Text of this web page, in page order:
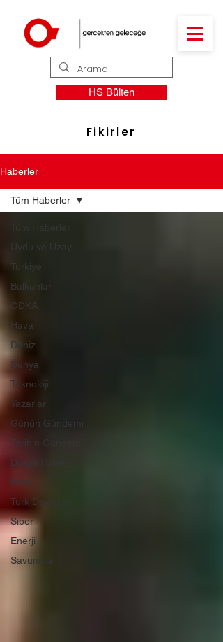
HS Bülten
Fikirler
Haberler
Tüm Haberler
Uydu ve Uzay
Türkiye
Balkanlar
ODKA
Hava
Deniz
Dünya
Teknoloji
Yazarlar
Günün Gündemi
Tarihin Gündemi
Dosya Haber
Kara
Türk Devletleri
Siber
Enerji
Savunma
Tüm Haberler